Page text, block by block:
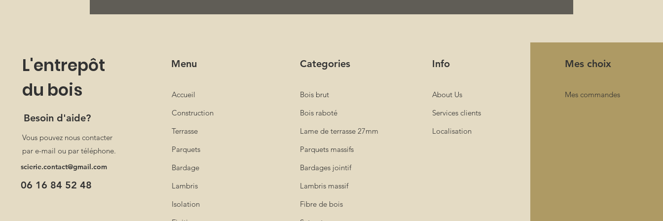
personnaliser et de couper facilement le
spécifiques. Que vous soyez un menuisier
Douglas est le choix parfait pour votre
L'entrepôt
du bois
Besoin d'aide?
Vous pouvez nous contacter
par e-mail ou par téléphone.
scierie.contact@gmail.com
06 16 84 52 48
Menu
Accueil
Construction
Terrasse
Parquets
Bardage
Lambris
Isolation
Categories
Bois brut
Bois raboté
Lame de terrasse 27mm
Parquets massifs
Bardages jointif
Lambris massif
Fibre de bois
Info
About Us
Services clients
Localisation
Mes choix
Mes commandes